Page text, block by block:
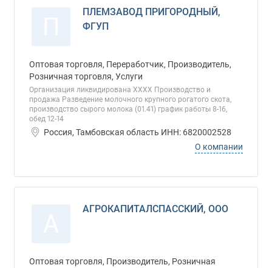
ПЛЕМЗАВОД ПРИГОРОДНЫЙ,
ФГУП
Оптовая торговля, Переработчик, Производитель,
Розничная торговля, Услуги
Организация ликвидирована ХХХХ Производство и
продажа Разведение молочного крупного рогатого скота,
производство сырого молока (01.41) график работы 8-16,
обед 12-14
Россия, Тамбовская область ИНН: 6820002528
О компании
АГРОКАПИТАЛСПАССКИЙ, ООО
Оптовая торговля, Производитель, Розничная